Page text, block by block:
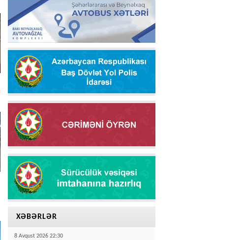
XƏBƏRLƏR
8 Avqust 2026 22:30